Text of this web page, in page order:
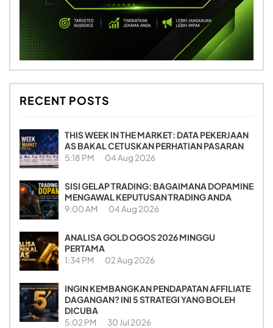
RECENT POSTS
THIS WEEK IN THE MARKET: DATA PEKERJAAN
AS BAKAL CETUSKAN PERHATIAN PASARAN
5:18 PM 04 Aug 2026
SISI GELAP TRADING: BAGAIMANA DOPAMINE
MENGAWAL KEPUTUSAN TRADING ANDA
9:00 AM 04 Aug 2026
ANALISA GOLD OGOS 2026 MINGGU
PERTAMA
1:34 PM 02 Aug 2026
INGIN KEMBANGKAN PENDAPATAN AFFILIATE
DAGANGAN? INI 5 STRATEGI YANG BOLEH
DICUBA
5:02 PM 30 Jul 2026